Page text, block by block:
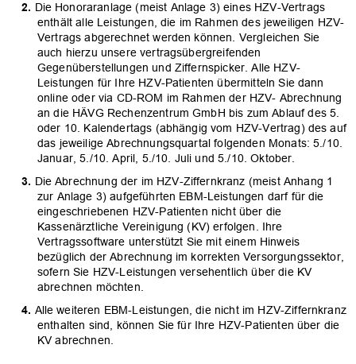
Die Honoraranlage (meist Anlage 3) eines HZV-Vertrags
enthält alle Leistungen, die im Rahmen des jeweiligen HZV-
Vertrags abgerechnet werden können. Vergleichen Sie
auch hierzu unsere vertragsübergreifenden
Gegenüberstellungen und Ziffernspicker. Alle HZV-
Leistungen für Ihre HZV-Patienten übermitteln Sie dann
online oder via CD-ROM im Rahmen der HZV- Abrechnung
an die HÄVG Rechenzentrum GmbH bis zum Ablauf des 5.
oder 10. Kalendertags (abhängig vom HZV-Vertrag) des auf
das jeweilige Abrechnungsquartal folgenden Monats: 5./10.
Januar, 5./10. April, 5./10. Juli und 5./10. Oktober.
Die Abrechnung der im HZV-Ziffernkranz (meist Anhang 1
zur Anlage 3) aufgeführten EBM-Leistungen darf für die
eingeschriebenen HZV-Patienten nicht über die
Kassenärztliche Vereinigung (KV) erfolgen. Ihre
Vertragssoftware unterstützt Sie mit einem Hinweis
bezüglich der Abrechnung im korrekten Versorgungssektor,
sofern Sie HZV-Leistungen versehentlich über die KV
abrechnen möchten.
Alle weiteren EBM-Leistungen, die nicht im HZV-Ziffernkranz
enthalten sind, können Sie für Ihre HZV-Patienten über die
KV abrechnen.